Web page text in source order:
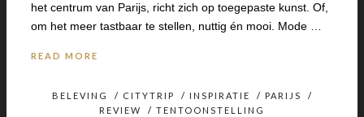
het centrum van Parijs, richt zich op toegepaste kunst. Of,
om het meer tastbaar te stellen, nuttig én mooi. Mode …
READ MORE
BELEVING / CITYTRIP / INSPIRATIE / PARIJS
/
REVIEW
/ TENTOONSTELLING